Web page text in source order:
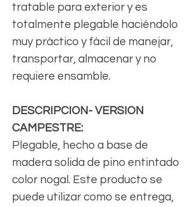
tratable para exterior y es
totalmente plegable haciéndolo
muy práctico y fácil de manejar,
transportar, almacenar y no
requiere ensamble.
DESCRIPCION- VERSION
CAMPESTRE:
Plegable, hecho a base de
madera solida de pino entintado
color nogal. Este producto se
puede utilizar como se entrega,